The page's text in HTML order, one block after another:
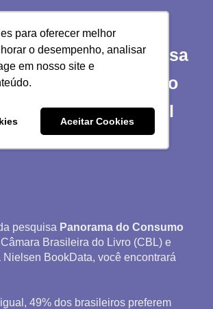
para oferecer melhor
o desempenho, analisar
em nosso site e
Aceitar Cookies
2ª edição da pesquisa
dados sobre o
de livros no Brasil
pesquisa Panorama do Consumo
Brasileira do Livro (CBL) e
BookData, você encontrará
49% dos brasileiros preferem